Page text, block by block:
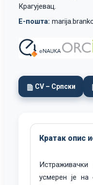
Крагујевац.
Е-пошта:
CV – Српски
Кратак опис
усмерен је на